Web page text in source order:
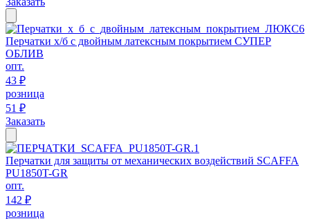
Перчатки х/б с двойным латексным покрытием СУПЕР
ОБЛИВ
опт.
43 ₽
розница
51 ₽
Заказать
Перчатки для защиты от механических воздействий SCAFFA
PU1850T-GR
опт.
142 ₽
розница